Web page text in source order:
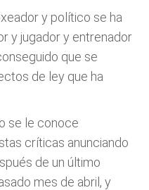
y político se ha
y jugador y entrenador
que se
de ley que ha
se le conoce
críticas anunciando
de un último
mes de abril, y